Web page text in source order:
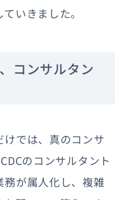
いきました。
コンサルタン
では、真のコンサ
のコンサルタント
が属人化し、複雑